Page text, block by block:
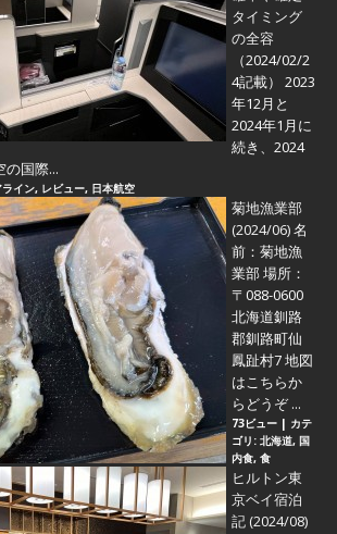
タイミング
の全容
（2024/02/2
4記載） 2023
年12月と
2024年1月に
続き、2024
の国際...
イン, レビュー, 日本航空
菊地漁業部
(2024/06)名
前：菊地漁
業部 場所：
〒088-0600
北海道釧路
郡釧路町仙
鳳趾村7 地図
はこちらか
らどうぞ ...
73ビュー | カテ
ゴリ: 北海道, 国
内食, 食
ヒルトン東
京ベイ宿泊
記 (2024/08)